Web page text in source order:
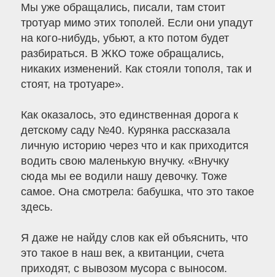
Мы уже обращались, писали, там стоит
тротуар мимо этих тополей. Если они упадут
на кого-нибудь, убьют, а кто потом будет
разбираться. В ЖКО тоже обращались,
никаких изменений. Как стояли тополя, так и
стоят, на тротуаре».
Как оказалось, это единственная дорога к
детскому саду №40. Курянка рассказала
личную историю через что и как приходится
водить свою маленькую внучку. «Внучку
сюда мы ее водили нашу девочку. Тоже
самое. Она смотрела: бабушка, что это такое
здесь.
Я даже не найду слов как ей объяснить, что
это такое в наш век, а квитанции, счета
приходят, с вывозом мусора с выносом.